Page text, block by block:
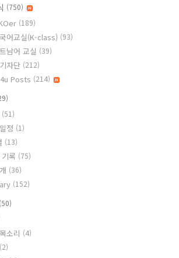
(750)
(189)
어교실(K-class) (93)
남어 교실 (39)
자단 (212)
Posts (214)
(51)
정 (1)
(13)
록 (75)
(36)
(152)
(50)
소리 (4)
(2)